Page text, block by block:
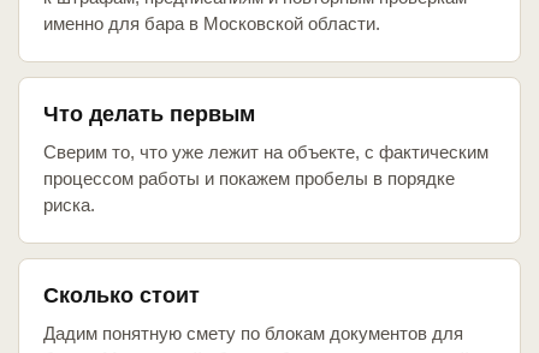
именно для бара в Московской области.
Что делать первым
Сверим то, что уже лежит на объекте, с фактическим
процессом работы и покажем пробелы в порядке
риска.
Сколько стоит
Дадим понятную смету по блокам документов для